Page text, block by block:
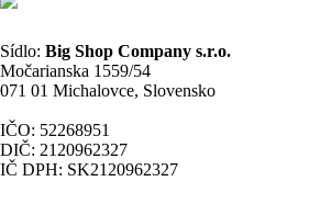
Sídlo: Big Shop Company s.r.o.
Močarianska 1559/54
071 01 Michalovce, Slovensko
IČO: 52268951
DIČ: 2120962327
IČ DPH: SK2120962327